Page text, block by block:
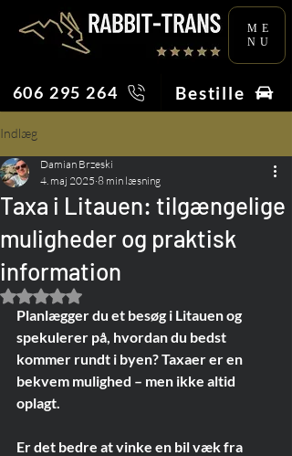
ME
NU
606 295 264 Bestille
Indlæg
Taxa i Litauen: tilgængelige
muligheder og praktisk
information
Damian Brzeski
4. maj 2025 8 min læsning
Bedømt til NaN ud af 5 stjerner.
Planlægger du et besøg i Litauen og
spekulerer på, hvordan du bedst
kommer rundt i byen? Taxaer er en
bekvem mulighed – men ikke altid
oplagt.
Er det bedre at vinke en bil væk fra